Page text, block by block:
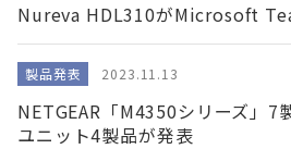
Nureva HDL310がMicrosoft
製品発表 2023.11.13
NETGEAR「M4350シリーズ」7
ユニット4製品が発表